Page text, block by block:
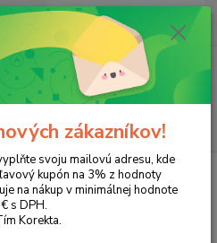
Hľadať
ks
za 0,00 EUR
Canon i-Sensys MF 657Cdw
zákazníkov!
svoju mailovú adresu, kde
kupón na 3% z hodnoty
na nákup v minimálnej hodnote
s DPH.
Korekta.